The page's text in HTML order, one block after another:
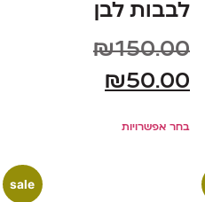
לבבות לבן
₪150.00
₪50.00
בחר אפשרויות
sale